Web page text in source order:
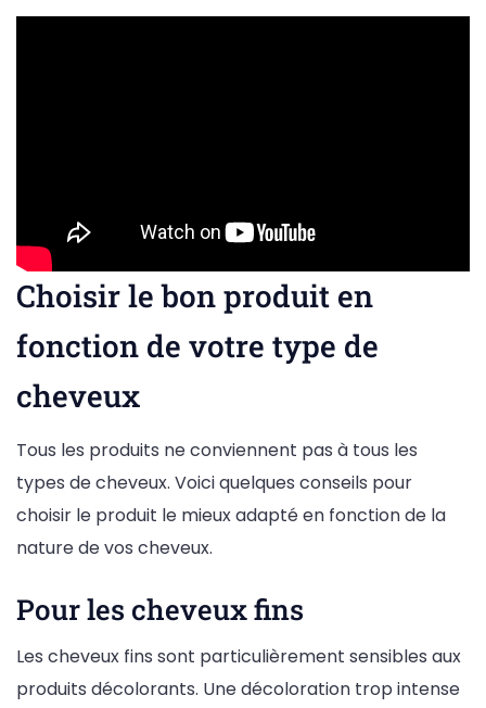
Choisir le bon produit en
fonction de votre type de
cheveux
Tous les produits ne conviennent pas à tous les
types de cheveux. Voici quelques conseils pour
choisir le produit le mieux adapté en fonction de la
nature de vos cheveux.
Pour les cheveux fins
Les cheveux fins sont particulièrement sensibles aux
produits décolorants. Une décoloration trop intense